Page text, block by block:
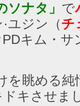
ソナタ」 で
ユジン（チ
キム・サ
を眺める純
キさせま